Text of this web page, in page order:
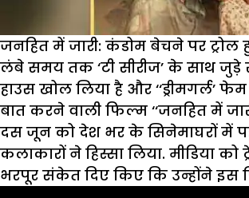
जनहित में जारी: कंडोम बेचने पर
लंबे समय तक ‘टी सीरीज’ के साथ जुड़े
हाउस खोल लिया है और ‘‘ड्रीमगर्ल’
बात करने वाली फिल्म ‘‘जनहित में
दस जून को देश भर के सिनेमाघरों में
कलाकारों ने हिस्सा लिया. मीडिया
भरपूर संकेत दिए किए कि उन्होंने इस